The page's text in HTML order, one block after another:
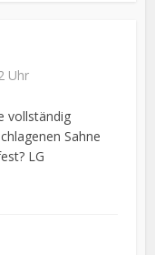
Uhr
vollständig
Sahne
LG